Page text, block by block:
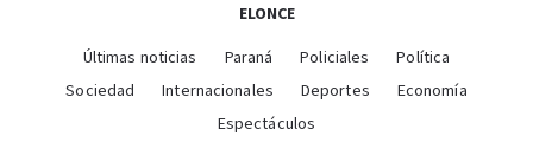
ELONCE
Últimas noticias Paraná Policiales
Política
Sociedad
Internacionales Deportes
Economía
Espectáculos